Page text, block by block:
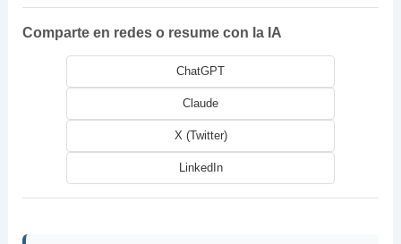
Comparte en redes o resume con la IA
ChatGPT
Claude
X (Twitter)
LinkedIn